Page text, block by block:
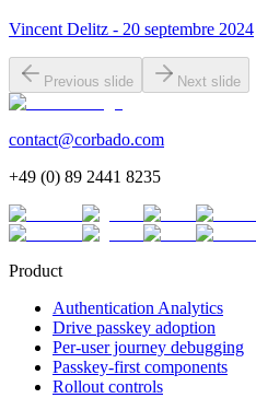
Vincent Delitz - 20 septembre 2024
Previous slide Next slide
contact@corbado.com
+49 (0) 89 2441 8235
Product
Authentication Analytics
Drive passkey adoption
Per-user journey debugging
Passkey-first components
Rollout controls